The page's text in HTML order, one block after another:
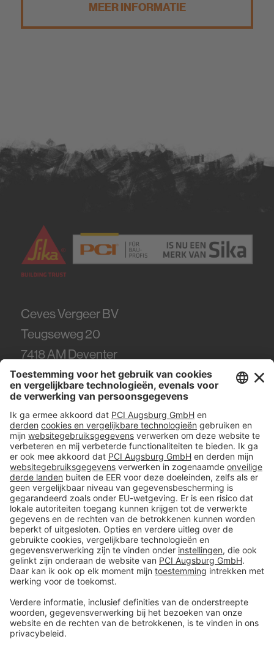
MEER INFORMATIE
Ceves Vergeer BV
Teugseweg 20
7418AM Deventer
Tel. 0570 - 50 38 30
#PCI
Colofon
Algemene verkoop- en
leveringsvoorwaarden